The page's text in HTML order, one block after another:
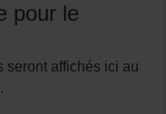
pour le
seront affichés ici au